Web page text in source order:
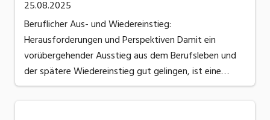
25.08.2025
Beruflicher Aus- und Wiedereinstieg:
Herausforderungen und Perspektiven Damit ein
vorübergehender Ausstieg aus dem Berufsleben und
der spätere Wiedereinstieg gut gelingen, ist eine
frühzeitige und sorgfältige Planung erforderlich. Dabei